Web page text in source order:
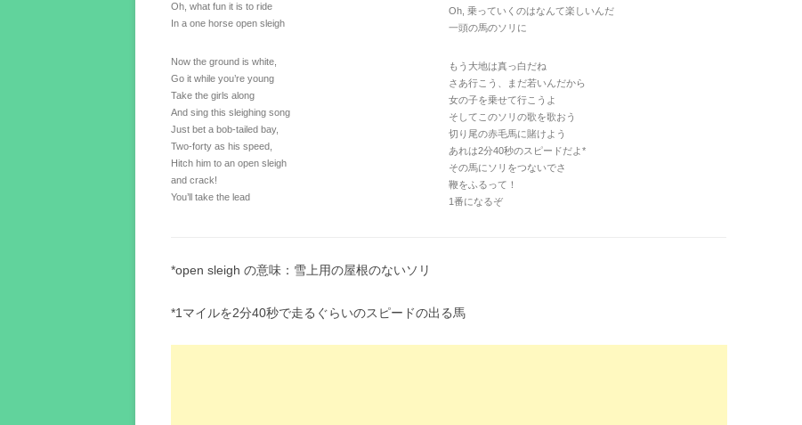
Oh, what fun it is to ride
In a one horse open sleigh
Now the ground is white,
Go it while you’re young
Take the girls along
And sing this sleighing song
Just bet a bob-tailed bay,
Two-forty as his speed,
Hitch him to an open sleigh
and crack!
You’ll take the lead
Oh, 乗っていくのはなんて楽しいんだ
一頭の馬のソリに
もう大地は真っ白だね
さあ行こう、まだ若いんだから
女の子を乗せて行こうよ
そしてこのソリの歌を歌おう
切り尾の赤毛馬に賭けよう
あれは2分40秒のスピードだよ*
その馬にソリをつないでさ
鞭をふるって！
1番になるぞ
*open sleigh の意味：雪上用の屋根のないソリ
*1マイルを2分40秒で走るぐらいのスピードの出る馬